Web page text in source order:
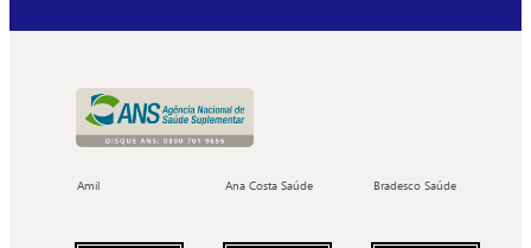
Amil Ana Costa Saúde Bradesco Saúde